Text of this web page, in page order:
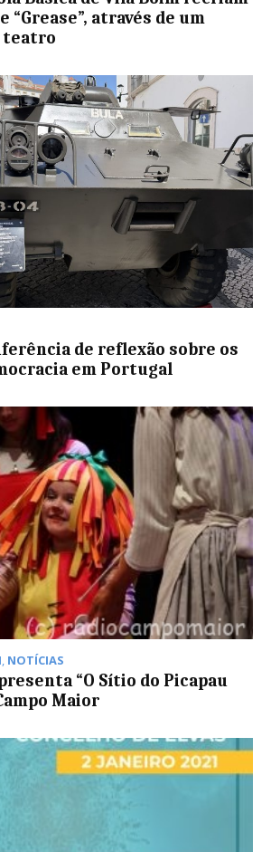
“Grease”, através de um
teatro
de reflexão sobre os
em Portugal
, NOTÍCIAS
“O Sítio do Picapau
Maior